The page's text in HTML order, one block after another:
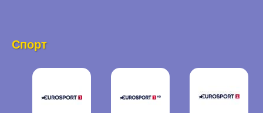
Спорт